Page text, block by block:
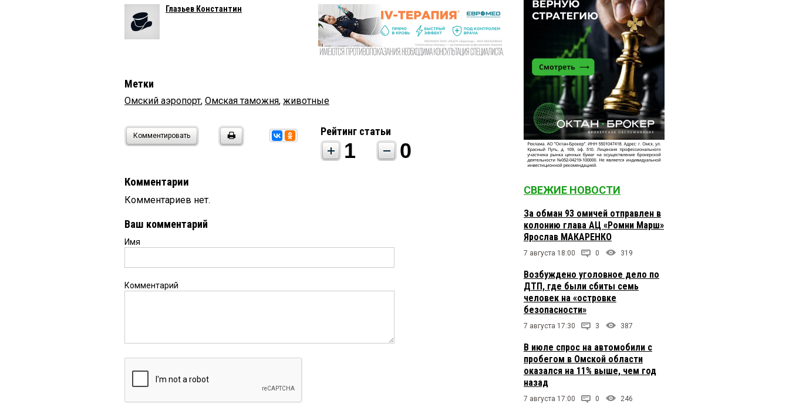
Глазьев Константин
Метки
Омский аэропорт, Омская таможня, животные
Комментировать Рейтинг статьи
1 0
Комментарии
Комментариев нет.
Ваш комментарий
Имя
Комментарий
СВЕЖИЕ НОВОСТИ
За обман 93 омичей отправлен в
колонию глава АЦ «Ромни Марш»
Ярослав МАКАРЕНКО
7 августа 18:00 0 319
Возбуждено уголовное дело по
ДТП, где были сбиты семь
человек на «островке
безопасности»
7 августа 17:30 3 387
В июле спрос на автомобили с
пробегом в Омской области
оказался на 11% выше, чем год
назад
7 августа 17:00 0 246